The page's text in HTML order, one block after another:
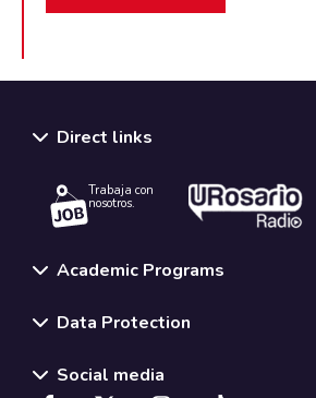
Direct links
Trabaja con
nosotros.
Academic Programs
Data Protection
Social media